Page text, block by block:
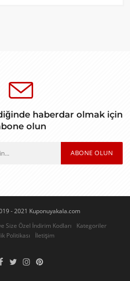
haberdar olmak için
olun
ABONE OLUN
- 2021 Kuponuyakala.com
Size Özel İndirim Kodları
Kategoriler
Politikası
İletişim